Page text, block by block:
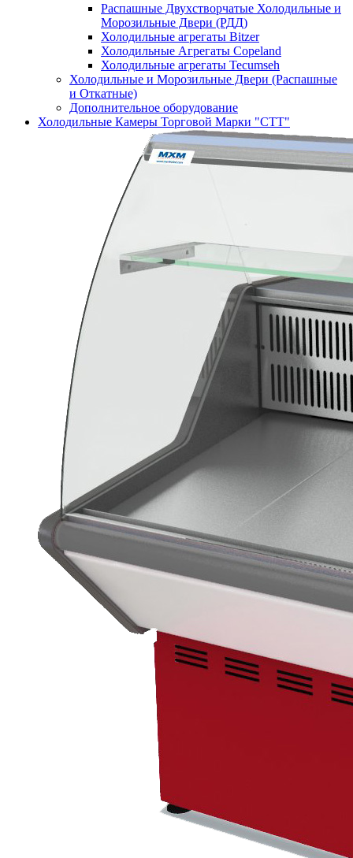
Распашные Двухстворчатые Холодильные и
Морозильные Двери (РДД)
Холодильные агрегаты Bitzer
Холодильные Агрегаты Copeland
Холодильные агрегаты Tecumseh
Холодильные и Морозильные Двери (Распашные
и Откатные)
Дополнительное оборудование
Холодильные Камеры Торговой Марки "СТТ"